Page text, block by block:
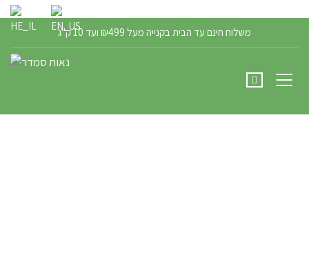
משלוח חינם עד הבית בקנייה מעל ₪499 ועד 10 ק"ג